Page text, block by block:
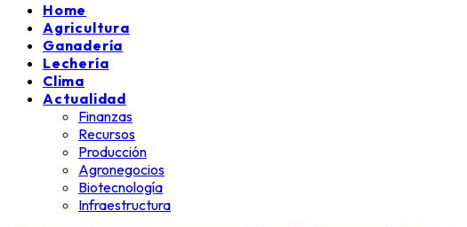
Home
Agricultura
Ganadería
Lechería
Clima
Actualidad
Finanzas
Recursos
Producción
Agronegocios
Biotecnología
Infraestructura